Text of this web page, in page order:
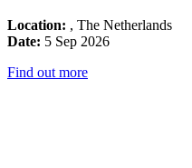
Location: , The Netherlands
Date: 5 Sep 2026
Find out more